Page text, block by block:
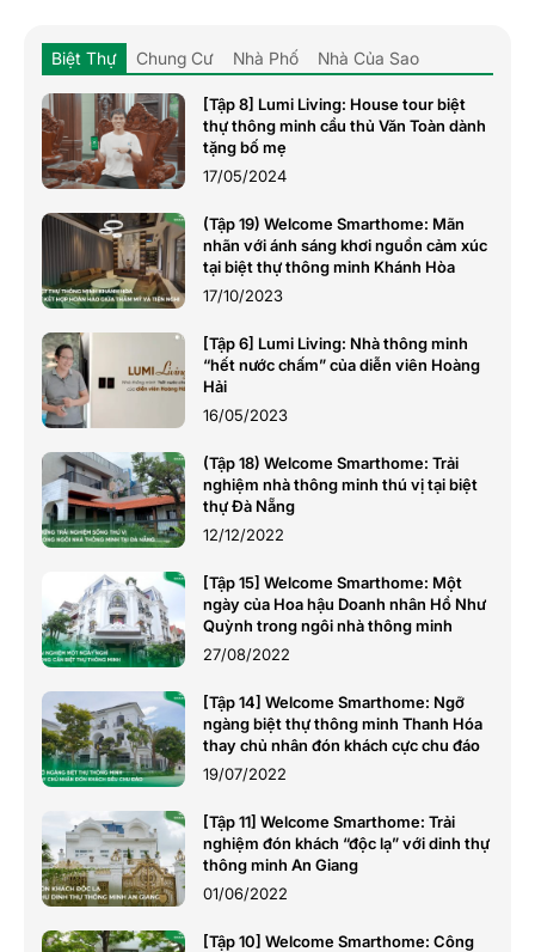
Biệt Thự Chung Cư Nhà Phố Nhà Của Sao
[Tập 8] Lumi Living: House tour biệt
thự thông minh cầu thủ Văn Toàn dành
tặng bố mẹ
17/05/2024
(Tập 19) Welcome Smarthome: Mãn
nhãn với ánh sáng khơi nguồn cảm xúc
tại biệt thự thông minh Khánh Hòa
17/10/2023
[Tập 6] Lumi Living: Nhà thông minh
“hết nước chấm” của diễn viên Hoàng
Hải
16/05/2023
(Tập 18) Welcome Smarthome: Trải
nghiệm nhà thông minh thú vị tại biệt
thự Đà Nẵng
12/12/2022
[Tập 15] Welcome Smarthome: Một
ngày của Hoa hậu Doanh nhân Hồ Như
Quỳnh trong ngôi nhà thông minh
27/08/2022
[Tập 14] Welcome Smarthome: Ngỡ
ngàng biệt thự thông minh Thanh Hóa
thay chủ nhân đón khách cực chu đáo
19/07/2022
[Tập 11] Welcome Smarthome: Trải
nghiệm đón khách “độc lạ” với dinh thự
thông minh An Giang
01/06/2022
[Tập 10] Welcome Smarthome: Công